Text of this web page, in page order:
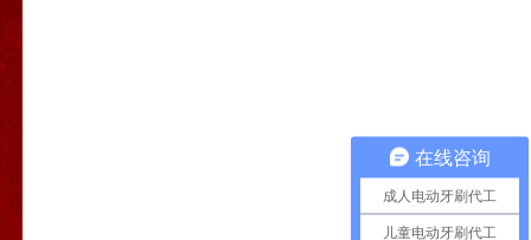
在线咨询
成人电动牙刷代工
儿童电动牙刷代工